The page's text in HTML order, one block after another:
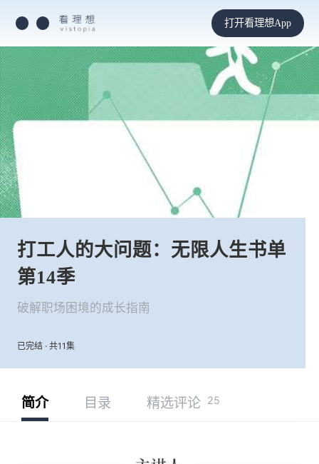
打开看理想App
打工人的大问题：无限人生书单
第14季
破解职场困境的成长指南
已完结 · 共11集
简介 目录 精选评论 25